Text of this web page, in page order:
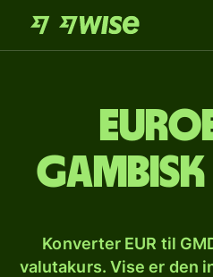
Konverter EUR til
valutakurs. Vise er den